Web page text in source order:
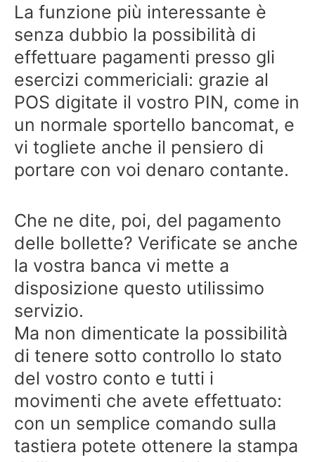
La funzione più interessante è
senza dubbio la possibilità di
effettuare pagamenti presso gli
esercizi commericiali: grazie al
POS digitate il vostro PIN, come in
un normale sportello bancomat, e
vi togliete anche il pensiero di
portare con voi denaro contante.
Che ne dite, poi, del pagamento
delle bollette? Verificate se anche
la vostra banca vi mette a
disposizione questo utilissimo
servizio.
Ma non dimenticate la possibilità
di tenere sotto controllo lo stato
del vostro conto e tutti i
movimenti che avete effettuato:
con un semplice comando sulla
tastiera potete ottenere la stampa